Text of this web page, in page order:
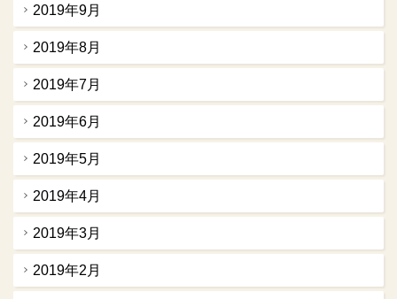
2019年9月
2019年8月
2019年7月
2019年6月
2019年5月
2019年4月
2019年3月
2019年2月